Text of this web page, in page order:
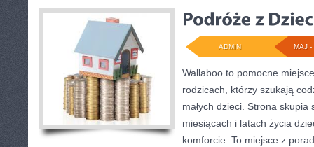
MAJ -
ADMIN
Wallaboo to pomocne
rodzicach, którzy szukają
małych dzieci. Strona
miesiącach i latach życia
komforcie. To miejsce z